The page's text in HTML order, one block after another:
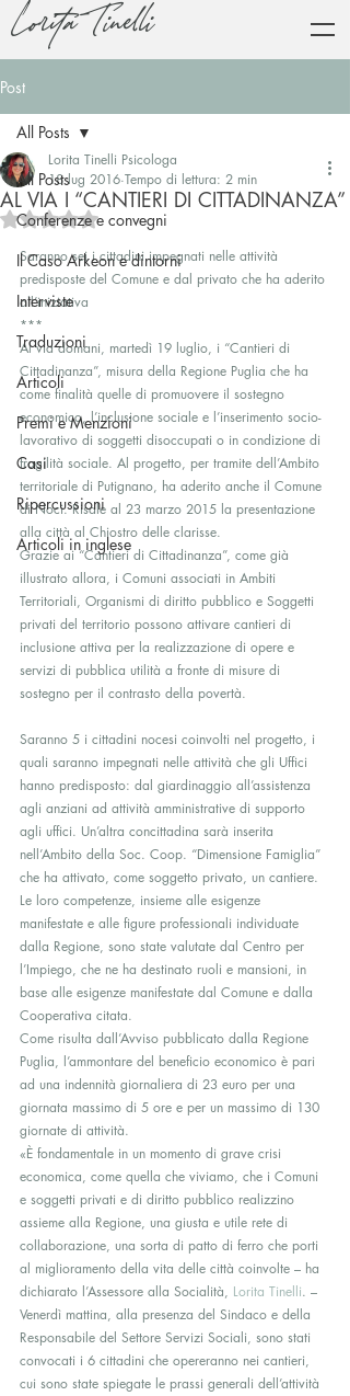
Lorita Tinelli
Post
All Posts
Conferenze e convegni
Il Caso Arkeon e dintorni
Interviste
Traduzioni
Articoli
Premi e Menzioni
Casi
Ripercussioni
Articoli in inglese
All Posts
AL VIA I “CANTIERI DI CITTADINANZA”
Lorita Tinelli Psicologa
18 lug 2016 Tempo di lettura: 2 min
Valutazione NaN stelle su 5.
Saranno sei i cittadini impegnati nelle attività
predisposte del Comune e dal privato che ha aderito
all’iniziativa
***
Al via domani, martedì 19 luglio, i “Cantieri di
Cittadinanza”, misura della Regione Puglia che ha
come finalità quelle di promuovere il sostegno
economico, l’inclusione sociale e l’inserimento socio-
lavorativo di soggetti disoccupati o in condizione di
fragilità sociale. Al progetto, per tramite dell’Ambito
territoriale di Putignano, ha aderito anche il Comune
di Noci. Risale al 23 marzo 2015 la presentazione
alla città al Chiostro delle clarisse.
Grazie ai “Cantieri di Cittadinanza”, come già
illustrato allora, i Comuni associati in Ambiti
Territoriali, Organismi di diritto pubblico e Soggetti
privati del territorio possono attivare cantieri di
inclusione attiva per la realizzazione di opere e
servizi di pubblica utilità a fronte di misure di
sostegno per il contrasto della povertà.
Saranno 5 i cittadini nocesi coinvolti nel progetto, i
quali saranno impegnati nelle attività che gli Uffici
hanno predisposto: dal giardinaggio all’assistenza
agli anziani ad attività amministrative di supporto
agli uffici. Un’altra concittadina sarà inserita
nell’Ambito della Soc. Coop. “Dimensione Famiglia”
che ha attivato, come soggetto privato, un cantiere.
Le loro competenze, insieme alle esigenze
manifestate e alle figure professionali individuate
dalla Regione, sono state valutate dal Centro per
l’Impiego, che ne ha destinato ruoli e mansioni, in
base alle esigenze manifestate dal Comune e dalla
Cooperativa citata.
Come risulta dall’Avviso pubblicato dalla Regione
Puglia, l’ammontare del beneficio economico è pari
ad una indennità giornaliera di 23 euro per una
giornata massimo di 5 ore e per un massimo di 130
giornate di attività.
«È fondamentale in un momento di grave crisi
economica, come quella che viviamo, che i Comuni
e soggetti privati e di diritto pubblico realizzino
assieme alla Regione, una giusta e utile rete di
collaborazione, una sorta di patto di ferro che porti
al miglioramento della vita delle città coinvolte – ha
dichiarato l’Assessore alla Socialità, Lorita Tinelli. –
Venerdì mattina, alla presenza del Sindaco e della
Responsabile del Settore Servizi Sociali, sono stati
convocati i 6 cittadini che opereranno nei cantieri,
cui sono state spiegate le prassi generali dell’attività